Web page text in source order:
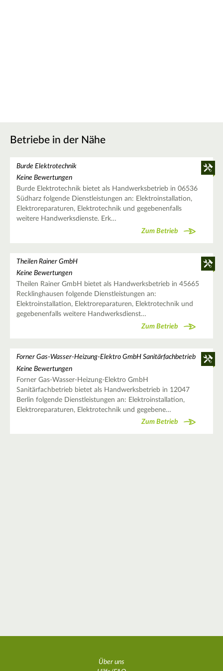
Betriebe in der Nähe
Burde Elektrotechnik
Keine Bewertungen
Burde Elektrotechnik bietet als Handwerksbetrieb in 06536
Südharz folgende Dienstleistungen an: Elektroinstallation,
Elektroreparaturen, Elektrotechnik und gegebenenfalls
weitere Handwerksdienste. Erk…
Zum Betrieb
Theilen Rainer GmbH
Keine Bewertungen
Theilen Rainer GmbH bietet als Handwerksbetrieb in 45665
Recklinghausen folgende Dienstleistungen an:
Elektroinstallation, Elektroreparaturen, Elektrotechnik und
gegebenenfalls weitere Handwerksdienst…
Zum Betrieb
Forner Gas-Wasser-Heizung-Elektro GmbH Sanitärfachbetrieb
Keine Bewertungen
Forner Gas-Wasser-Heizung-Elektro GmbH
Sanitärfachbetrieb bietet als Handwerksbetrieb in 12047
Berlin folgende Dienstleistungen an: Elektroinstallation,
Elektroreparaturen, Elektrotechnik und gegebene…
Zum Betrieb
Über uns